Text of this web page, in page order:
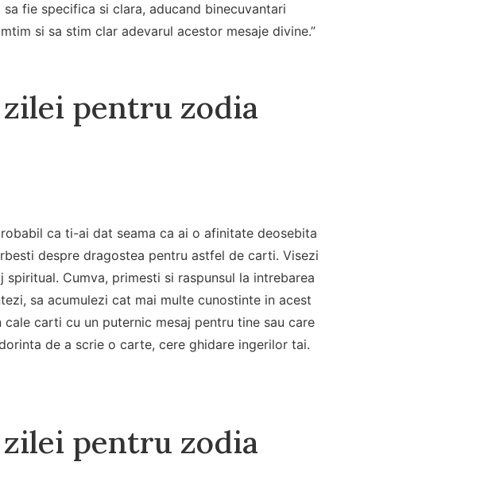
fie specifica si clara, aducand binecuvantari
si sa stim clar adevarul acestor mesaje divine.”
zilei pentru zodia
ca ti-ai dat seama ca ai o afinitate deosebita
despre dragostea pentru astfel de carti. Visezi
Cumva, primesti si raspunsul la intrebarea
sa acumulezi cat mai multe cunostinte in acest
carti cu un puternic mesaj pentru tine sau care
de a scrie o carte, cere ghidare ingerilor tai.
zilei pentru zodia